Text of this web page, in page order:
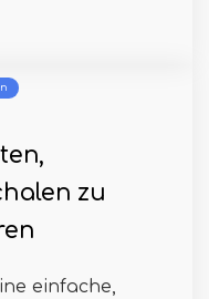
zu
einfache,